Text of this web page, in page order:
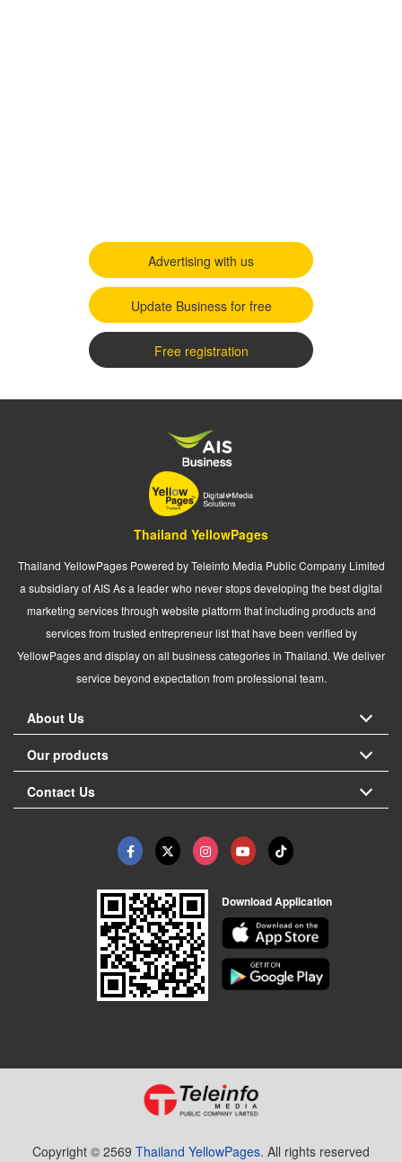
Advertising with us
Update Business for free
Free registration
Thailand YellowPages
Thailand YellowPages Powered by Teleinfo Media Public Company Limited
a subsidiary of AIS As a leader who never stops developing the best digital
marketing services through website platform that including products and
services from trusted entrepreneur list that have been verified by
YellowPages and display on all business categories in Thailand. We deliver
service beyond expectation from professional team.
About Us
Our products
Contact Us
Download Application
Copyright © 2569 Thailand YellowPages. All rights reserved